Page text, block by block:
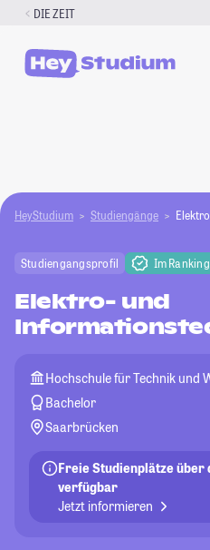
Zum
springen
DIE ZEIT
HeyStudium Studiengänge
Studiengangsprofil Im Ranking
Elektro- und
Hochschule für Technik und
Bachelor
Saarbrücken
Freie Studienplätze
verfügbar
Jetzt informieren